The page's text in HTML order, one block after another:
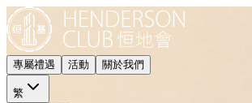
專屬禮遇 活動 關於我們
繁